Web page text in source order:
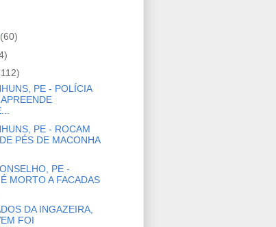
(60)
PE - POLÍCIA
PE - ROCAM
PÉS DE MACONHA
PE -
MORTO A FACADAS
DA INGAZEIRA,
FOI